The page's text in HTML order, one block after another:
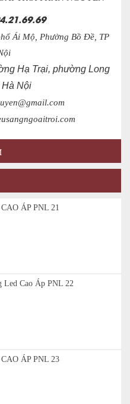
Ái Mộ, Phường Bồ Đề, TP
Hạ Trại, phường Long
Hà Nội
ÁP PNL 21
Led Cao Áp PNL 22
ÁP PNL 23